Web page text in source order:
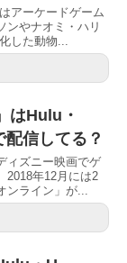
アーケードゲーム
ンやナオミ・ハリ
した動物...
はHulu・
信してる？
ィズニー映画でゲ
2018年12月には2
ンライン」が...